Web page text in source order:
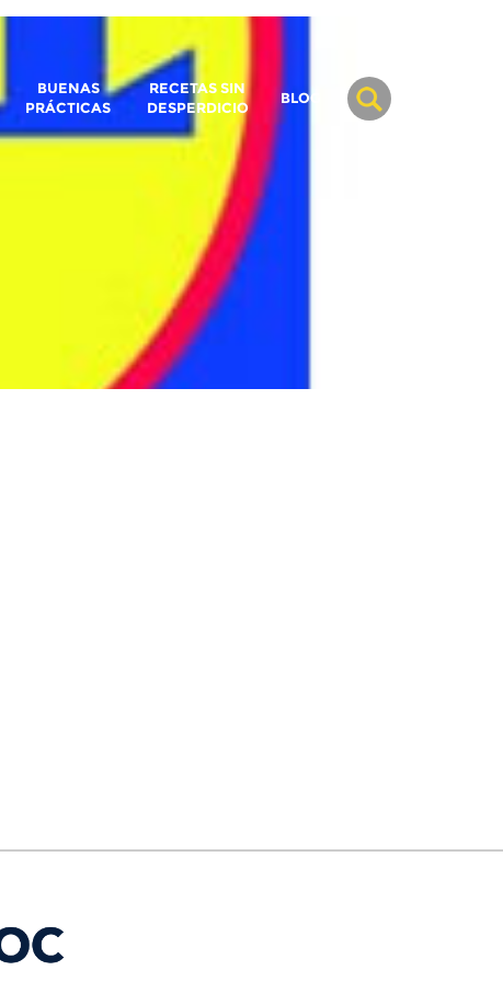
BUENAS
PRÁCTICAS
RECETAS SIN
DESPERDICIO
BLOG